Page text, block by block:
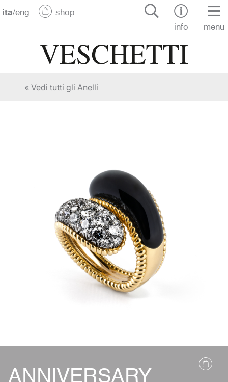
ita/eng
shop
info
menu
« Vedi tutti gli Anelli
ANNIVERSARY